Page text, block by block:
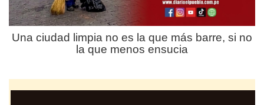
Una ciudad limpia no es la que más barre, si no
la que menos ensucia